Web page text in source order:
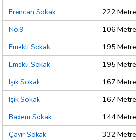
Erencan Sokak
222 Metre
No:9
106 Metre
Emekli Sokak
195 Metre
Emekli Sokak
195 Metre
Işık Sokak
167 Metre
Işık Sokak
167 Metre
Badem Sokak
144 Metre
Çayır Sokak
332 Metre